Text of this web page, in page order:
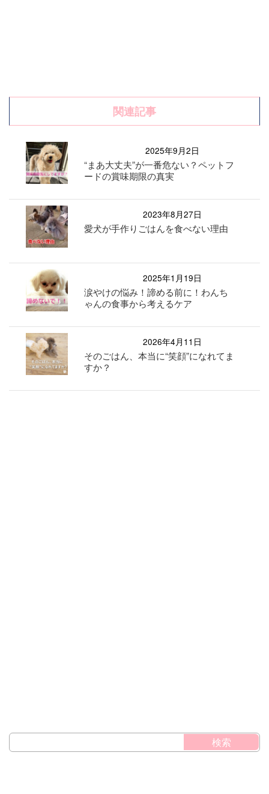
関連記事
2025年9月2日
“まあ大丈夫”が一番危ない？ペットフ
ードの賞味期限の真実
2023年8月27日
愛犬が手作りごはんを食べない理由
2025年1月19日
涙やけの悩み！諦める前に！わんち
ゃんの食事から考えるケア
2026年4月11日
そのごはん、本当に“笑顔”になれてま
すか？